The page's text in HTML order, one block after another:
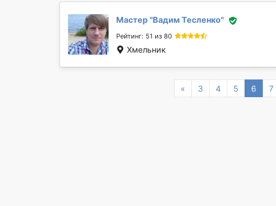
Мастер "Вадим Тесленко"
Рейтинг: 51 из 80
Хмельник
« Previous
3 4 5 6 7